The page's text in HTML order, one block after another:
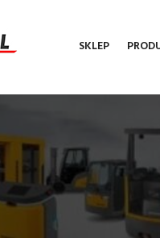
SKLEP